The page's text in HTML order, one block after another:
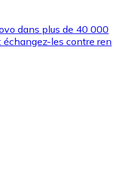
dans plus de 40 000
les contre ren